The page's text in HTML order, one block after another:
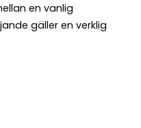
en vanlig
gäller en verklig